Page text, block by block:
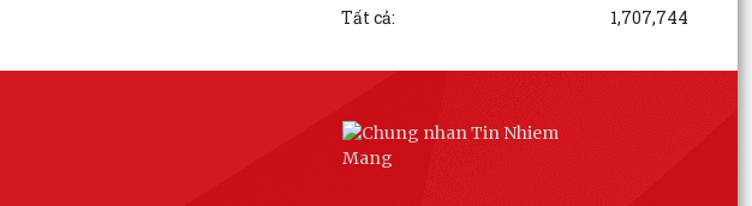
Tất cả:
1,707,744